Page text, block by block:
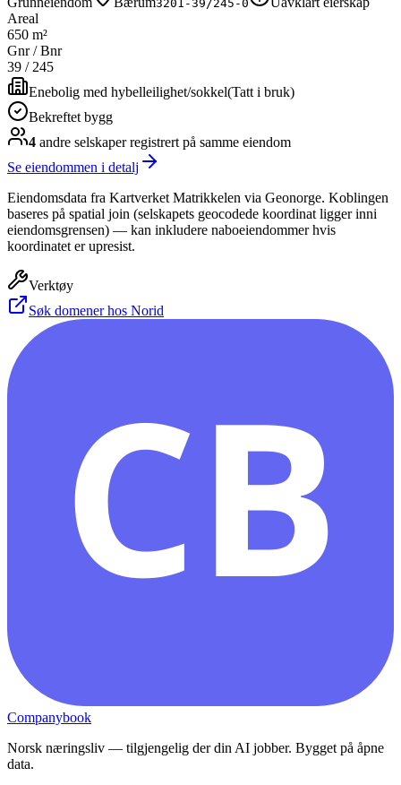
3201-39/245-0
Areal
650 m²
Gnr / Bnr
39 / 245
Enebolig med hybelleilighet/sokkel(Tatt i bruk)
Bekreftet bygg
4 andre selskaperregistrert på samme eiendom
Se eiendommen i detalj
Eiendomsdata fra Kartverket Matrikkelen via Geonorge. Koblingen
baseres på spatial join (selskapets geocodede koordinat ligger inni
eiendomsgrensen) — kan inkludere naboeiendommer hvis
koordinatet er upresist.
Verktøy
Søk domener hos Norid
CB
Companybook
Norsk næringsliv — tilgjengelig der din AI jobber. Bygget på åpne
data.